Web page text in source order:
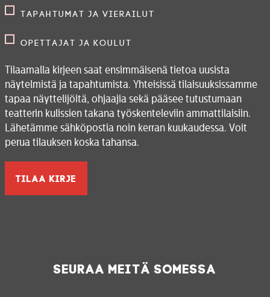
Tapahtumat ja vierailut
Opettajat ja koulut
Tilaamalla kirjeen saat ensimmäisenä tietoa uusista
näytelmistä ja tapahtumista. Yhteisissä tilaisuuksissamme
tapaa näyttelijöitä, ohjaajia sekä pääsee tutustumaan
teatterin kulissien takana työskenteleviin ammattilaisiin.
Lähetämme sähköpostia noin kerran kuukaudessa. Voit
perua tilauksen koska tahansa.
Seuraa meitä somessa